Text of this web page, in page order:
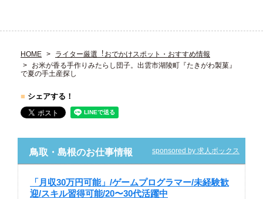
HOME
ライター厳選︕おでかけスポット・おすすめ情報
お米が香る手作りみたらし団子。出雲市湖陵町『たきがわ製菓』
で夏の手土産探し
■ シェアする！
鳥取・島根のお仕事情報 sponsored by 求人ボックス
「月収30万円可能」/ゲームプログラマー/未経験歓
迎/スキル習得可能/20〜30代活躍中